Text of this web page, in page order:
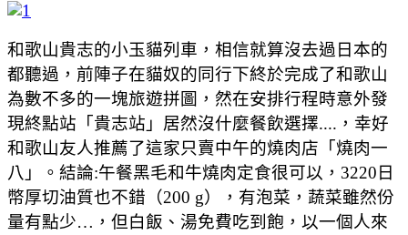
和歌山貴志的小玉貓列車，相信就算沒去過日本的
都聽過，前陣子在貓奴的同行下終於完成了和歌山
為數不多的一塊旅遊拼圖，然在安排行程時意外發
現終點站「貴志站」居然沒什麼餐飲選擇....，幸好
和歌山友人推薦了這家只賣中午的燒肉店「燒肉一
八」。結論:午餐黑毛和牛燒肉定食很可以，3220日
幣厚切油質也不錯（200 g），有泡菜，蔬菜雖然份
量有點少…，但白飯、湯免費吃到飽，以一個人來